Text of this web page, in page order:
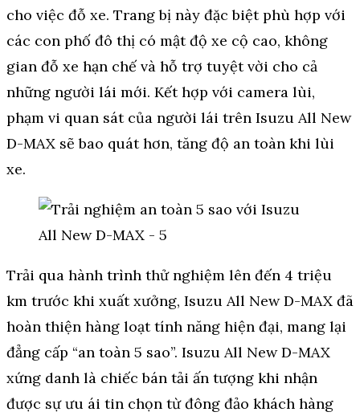
cho việc đỗ xe. Trang bị này đặc biệt phù hợp với
các con phố đô thị có mật độ xe cộ cao, không
gian đỗ xe hạn chế và hỗ trợ tuyệt vời cho cả
những người lái mới. Kết hợp với camera lùi,
phạm vi quan sát của người lái trên Isuzu All New
D-MAX sẽ bao quát hơn, tăng độ an toàn khi lùi
xe.
Trải qua hành trình thử nghiệm lên đến 4 triệu
km trước khi xuất xưởng, Isuzu All New D-MAX đã
hoàn thiện hàng loạt tính năng hiện đại, mang lại
đẳng cấp “an toàn 5 sao”. Isuzu All New D-MAX
xứng danh là chiếc bán tải ấn tượng khi nhận
được sự ưu ái tin chọn từ đông đảo khách hàng